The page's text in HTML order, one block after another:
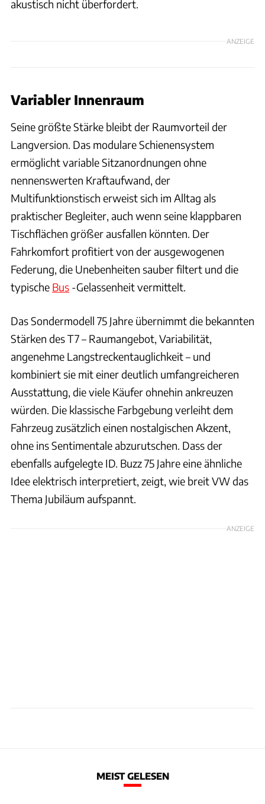
akustisch nicht überfordert.
ANZEIGE
Variabler Innenraum
Seine größte Stärke bleibt der Raumvorteil der
Langversion. Das modulare Schienensystem
ermöglicht variable Sitzanordnungen ohne
nennenswerten Kraftaufwand, der
Multifunktionstisch erweist sich im Alltag als
praktischer Begleiter, auch wenn seine klappbaren
Tischflächen größer ausfallen könnten. Der
Fahrkomfort profitiert von der ausgewogenen
Federung, die Unebenheiten sauber filtert und die
typische Bus -Gelassenheit vermittelt.
Das Sondermodell 75 Jahre übernimmt die bekannten
Stärken des T7 – Raumangebot, Variabilität,
angenehme Langstreckentauglichkeit – und
kombiniert sie mit einer deutlich umfangreicheren
Ausstattung, die viele Käufer ohnehin ankreuzen
würden. Die klassische Farbgebung verleiht dem
Fahrzeug zusätzlich einen nostalgischen Akzent,
ohne ins Sentimentale abzurutschen. Dass der
ebenfalls aufgelegte ID. Buzz 75 Jahre eine ähnliche
Idee elektrisch interpretiert, zeigt, wie breit VW das
Thema Jubiläum aufspannt.
ANZEIGE
MEIST GELESEN